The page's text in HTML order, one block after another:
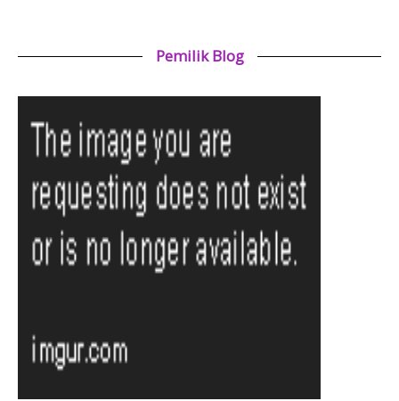
Pemilik Blog